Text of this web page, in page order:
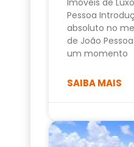
Imóveis de
Pessoa
absoluto no
de João
um momento
SAIBA MAIS